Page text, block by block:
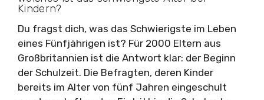
Kindern?
Du fragst dich, was das Schwierigste im Leben
eines Fünfjährigen ist? Für 2000 Eltern aus
Großbritannien ist die Antwort klar: der Beginn
der Schulzeit. Die Befragten, deren Kinder
bereits im Alter von fünf Jahren eingeschult